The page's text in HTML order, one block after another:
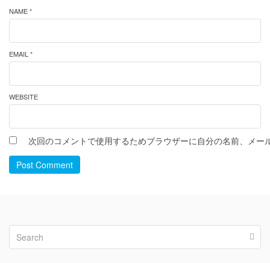
NAME *
EMAIL *
WEBSITE
次回のコメントで使用するためブラウザーに自分の名前、メー
Post Comment